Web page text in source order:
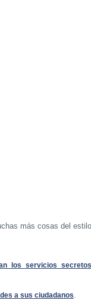
más cosas del
los servicios secretos
a sus ciudadanos.